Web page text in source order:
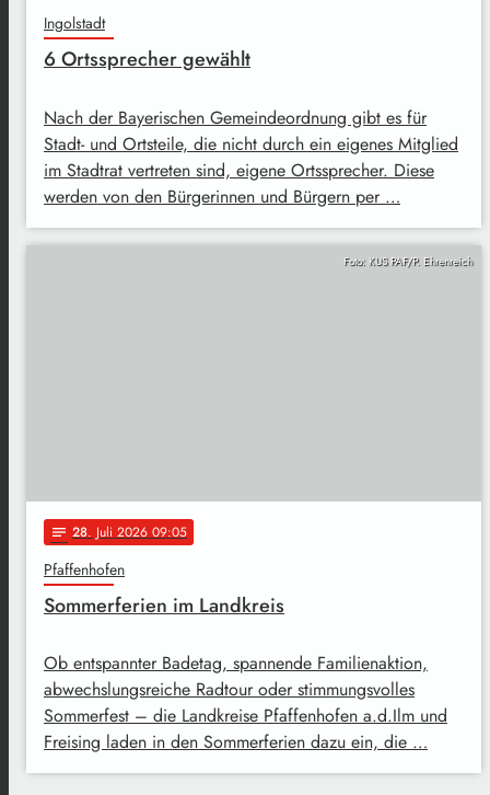
Ingolstadt
6 Ortssprecher gewählt
Nach der Bayerischen Gemeindeordnung gibt es für
Stadt- und Ortsteile, die nicht durch ein eigenes Mitglied
im Stadtrat vertreten sind, eigene Ortssprecher. Diese
werden von den Bürgerinnen und Bürgern per …
Foto: KUS PAF/P. Ehrenreich
notes 28. Juli 2026 09:05
Pfaffenhofen
Sommerferien im Landkreis
Ob entspannter Badetag, spannende Familienaktion,
abwechslungsreiche Radtour oder stimmungsvolles
Sommerfest – die Landkreise Pfaffenhofen a.d.Ilm und
Freising laden in den Sommerferien dazu ein, die …